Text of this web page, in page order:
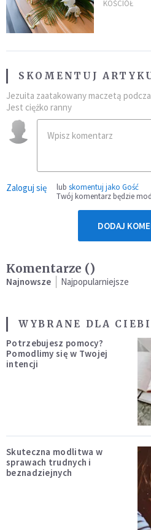
KOŚCIÓŁ
SKOMENTUJ
Jezuita zaatakowany maczetą
Jest ciężko ranny
Zaloguj się lub skomentuj jako Gość
Twój komentarz będzie
DODAJ
Komentarze ()
Najnowsze Najpopularniejsze
WYBRANE DLA
Potrzebujesz pomocy?
Pomodlimy się w Twojej
intencji
Skuteczna modlitwa w
sprawach trudnych i
beznadziejnych